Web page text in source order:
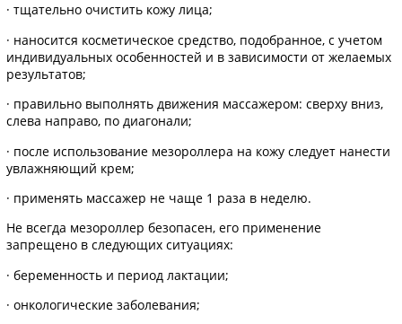
· тщательно очистить кожу лица;
· наносится косметическое средство, подобранное, с учетом
индивидуальных особенностей и в зависимости от желаемых
результатов;
· правильно выполнять движения массажером: сверху вниз,
слева направо, по диагонали;
· после использование мезороллера на кожу следует нанести
увлажняющий крем;
· применять массажер не чаще 1 раза в неделю.
Не всегда мезороллер безопасен, его применение
запрещено в следующих ситуациях:
· беременность и период лактации;
· онкологические заболевания;